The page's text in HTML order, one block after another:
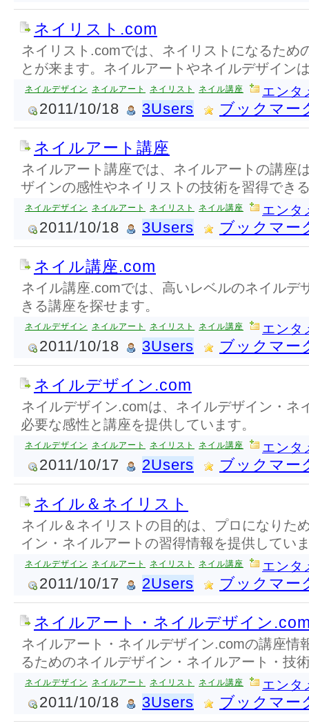
ネイリスト.com
ネイリスト.comでは、ネイリストになるため
とが来ます。ネイルアートやネイルデザイン
ネイルデザイン ネイルアート ネイリスト ネイル講座 エンタ
2011/10/18 3Users ブックマー
ネイルアート講座
ネイルアート講座では、ネイルアートの講座
ザインの感性やネイリストの技術を習得でき
ネイルデザイン ネイルアート ネイリスト ネイル講座 エンタ
2011/10/18 3Users ブックマー
ネイル講座.com
ネイル講座.comでは、高いレベルのネイルデ
きる講座を探せます。
ネイルデザイン ネイルアート ネイリスト ネイル講座 エンタ
2011/10/18 3Users ブックマー
ネイルデザイン.com
ネイルデザイン.comは、ネイルデザイン・ネ
必要な感性と講座を提供しています。
ネイルデザイン ネイルアート ネイリスト ネイル講座 エンタ
2011/10/17 2Users ブックマー
ネイル＆ネイリスト
ネイル＆ネイリストの目的は、プロになりた
イン・ネイルアートの習得情報を提供してい
ネイルデザイン ネイルアート ネイリスト ネイル講座 エンタ
2011/10/17 2Users ブックマー
ネイルアート・ネイルデザイン
ネイルアート・ネイルデザイン.comの講座情
るためのネイルデザイン・ネイルアート・技
ネイルデザイン ネイルアート ネイリスト ネイル講座 エンタ
2011/10/18 3Users ブックマー